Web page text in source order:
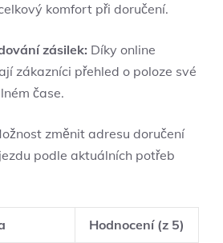
komfort při doručení.
zásilek: Díky online
zákazníci přehled o poloze své
čase.
změnit adresu doručení
podle aktuálních potřeb
Hodnocení (z 5)